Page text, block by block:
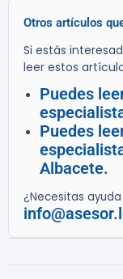
Otros artículos
Si estás
leer estos
Puedes
Puedes
Albacete.
¿Necesitas